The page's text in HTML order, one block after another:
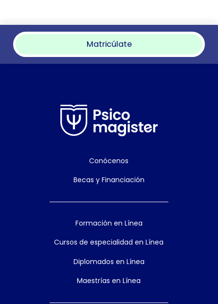
Matricúlate
Conócenos
Becas y Financiación
Formación en Línea
Cursos de especialidad en Línea
Diplomados en Línea
Maestrías en Línea